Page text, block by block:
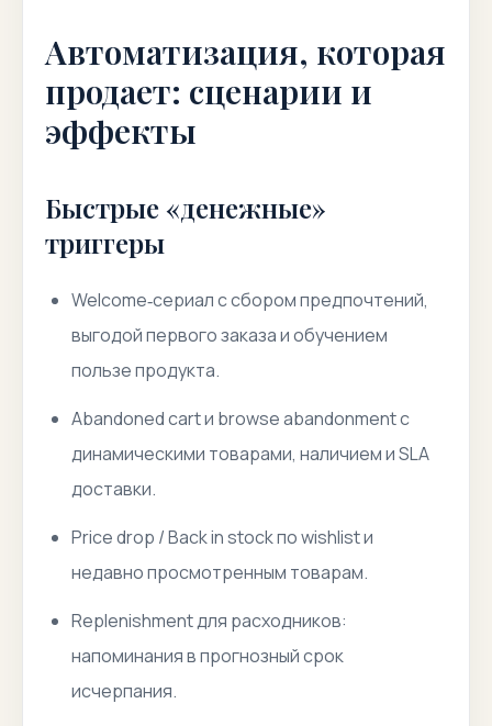
Автоматизация, которая
продает: сценарии и
эффекты
Быстрые «денежные»
триггеры
Welcome‑сериал с сбором предпочтений,
выгодой первого заказа и обучением
пользе продукта.
Abandoned cart и browse abandonment с
динамическими товарами, наличием и SLA
доставки.
Price drop / Back in stock по wishlist и
недавно просмотренным товарам.
Replenishment для расходников:
напоминания в прогнозный срок
исчерпания.